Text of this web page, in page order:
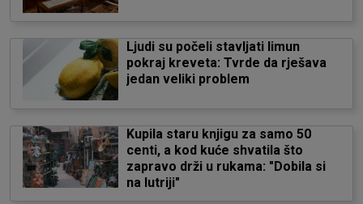
Ljudi su počeli stavljati limun
pokraj kreveta: Tvrde da rješava
jedan veliki problem
Kupila staru knjigu za samo 50
centi, a kod kuće shvatila što
zapravo drži u rukama: "Dobila si
na lutriji"